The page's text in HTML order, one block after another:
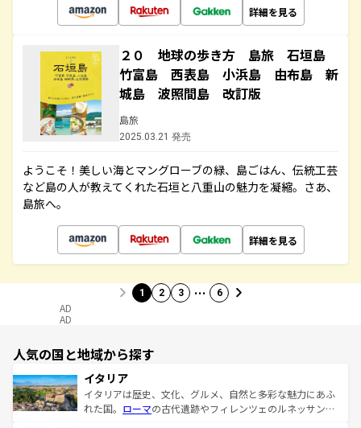
詳細を見る
２０ 地球の歩き方 島旅 石垣島
竹富島 西表島 小浜島 由布島 新
城島 波照間島 改訂版
島旅
2025.03.21 発売
ようこそ！美しい海とマングローブの緑、島ごはん、伝統工芸
など島の人が教えてくれた石垣と八重山の魅力を凝縮。さあ、
島旅へ。
詳細を見る
1 2 3 … 6
AD
AD
人気の国と地域から探す
イタリア
イタリアは歴史、文化、グルメ、自然と多彩な魅力にあふ
れた国。 ローマの古代遺跡やフィレンツェのルネッサンス